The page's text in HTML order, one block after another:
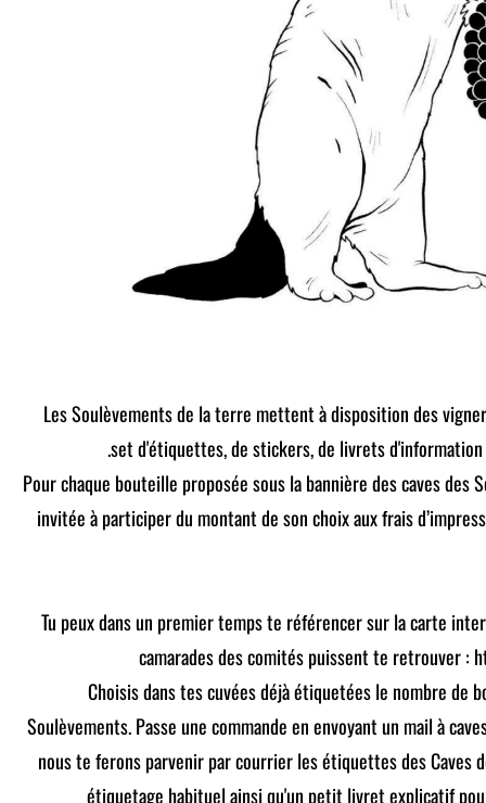
Les Soulèvements de la terre mettent à disposition des
set d'étiquettes, de stickers, de livrets
Pour chaque bouteille proposée sous la bannière des caves des
invitée à participer du montant de son choix aux frais
Tu peux dans un premier temps te référencer sur la carte
camarades des comités puissent te retrouver :
Choisis dans tes cuvées déjà étiquetées le nombre de
Soulèvements. Passe une commande en envoyant un mail à
nous te ferons parvenir par courrier les étiquettes des Caves
étiquetage habituel ainsi qu'un petit livret explicatif